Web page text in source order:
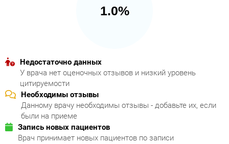
1.0%
Недостаточно данных
У врача нет оценочных отзывов и низкий уровень
цитируемости
Необходимы отзывы
Данному врачу необходимы отзывы - добавьте их, если
были на приеме
Запись новых пациентов
Врач принимает новых пациентов по записи